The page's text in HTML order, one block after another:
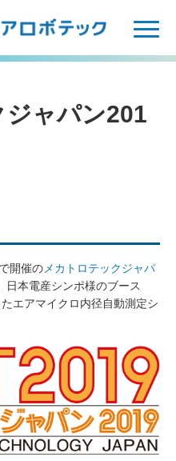
N
v
ャパン201
開催の メカトロテックジャパ
日本電産シンポ様のブース
エアマイクロ内径自動測定シ